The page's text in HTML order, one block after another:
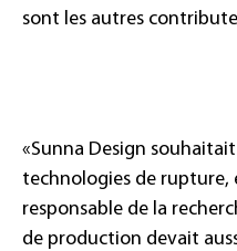
sont les autres
«Sunna Design
technologies de rupture,
responsable de la
de production devait